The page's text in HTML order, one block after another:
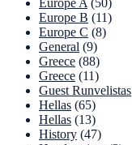
Europe A (50)
Europe B (11)
Europe C (8)
General (9)
Greece (88)
Greece (11)
Guest Runvelistas
Hellas (65)
Hellas (13)
History (47)